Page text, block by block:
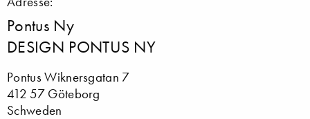
Pontus Ny
DESIGN PONTUS NY
Pontus Wiknersgatan 7
412 57 Göteborg
Schweden